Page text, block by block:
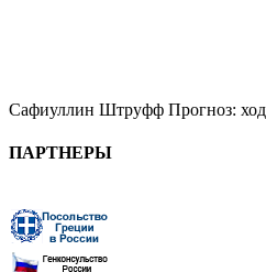
Сафиуллин Штруфф Прогноз: ход
ПАРТНЕРЫ